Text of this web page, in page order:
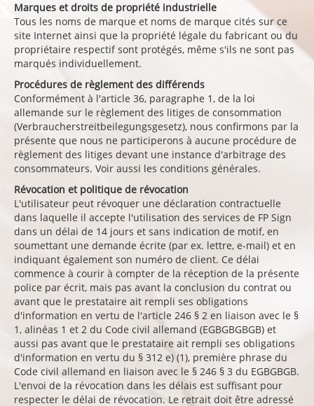
Marques et droits de propriété industrielle
Tous les noms de marque et noms de marque cités sur ce
site Internet ainsi que la propriété légale du fabricant ou du
propriétaire respectif sont protégés, même s'ils ne sont pas
marqués individuellement.
Procédures de règlement des différends
Conformément à l'article 36, paragraphe 1, de la loi
allemande sur le règlement des litiges de consommation
(Verbraucherstreitbeilegungsgesetz), nous confirmons par la
présente que nous ne participerons à aucune procédure de
règlement des litiges devant une instance d'arbitrage des
consommateurs. Voir aussi les conditions générales.
Révocation et politique de révocation
L'utilisateur peut révoquer une déclaration contractuelle
dans laquelle il accepte l'utilisation des services de FP Sign
dans un délai de 14 jours et sans indication de motif, en
soumettant une demande écrite (par ex. lettre, e-mail) et en
indiquant également son numéro de client. Ce délai
commence à courir à compter de la réception de la présente
police par écrit, mais pas avant la conclusion du contrat ou
avant que le prestataire ait rempli ses obligations
d'information en vertu de l'article 246 § 2 en liaison avec le §
1, alinéas 1 et 2 du Code civil allemand (EGBGBGBGB) et
aussi pas avant que le prestataire ait rempli ses obligations
d'information en vertu du § 312 e) (1), première phrase du
Code civil allemand en liaison avec le § 246 § 3 du EGBGBGB.
L'envoi de la révocation dans les délais est suffisant pour
respecter le délai de révocation. Le retrait doit être adressé